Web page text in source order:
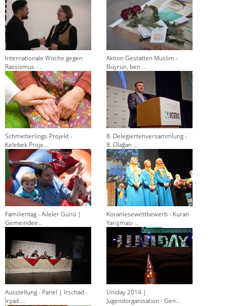
Internationale Woche gegen
Rassismus -...
Aktion Gestatten Muslim -
Buyrun, ben ...
Schmetterlings-Projekt -
Kelebek Proje...
8. Delegiertenversammlung -
8. Olağan ...
Familientag - Aileler Günü |
Gemeindee...
Koranlesewettbewerb - Kuran
Yarışması ...
Ausstellung - Panel | Irschad -
İrşad ...
Uniday 2014 |
Jugendorganisation - Gen...